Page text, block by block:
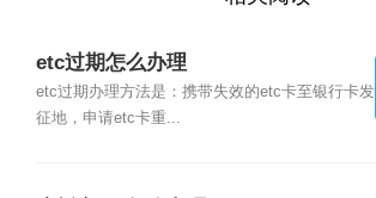
etc过期怎么办理
etc过期办理方法是：携带失效的etc卡至银行卡发
征地，申请etc卡重...